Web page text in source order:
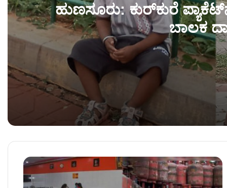
ಹುಣಸೂರು: ಕುರ್‌ಕುರೆ
ಬಾಲಕ
ಹುಣಸೂರು: ಕುರ್‌ಕುರೆ ಪ್ಯಾಕೆಟ್‌ನಲ್ಲಿದ್ದ ಪ್ಲಾಸ್ಟಿಕ್ ಗಿಫ್ಟ್ ಬಾಲ್